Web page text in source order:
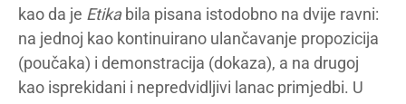
kao da je Etikabila pisana istodobno na dvije ravni:
na jednoj kao kontinuirano ulančavanje propozicija
(poučaka) i demonstracija (dokaza), a na drugoj
kao isprekidani i nepredvidljivi lanac primjedbi. U